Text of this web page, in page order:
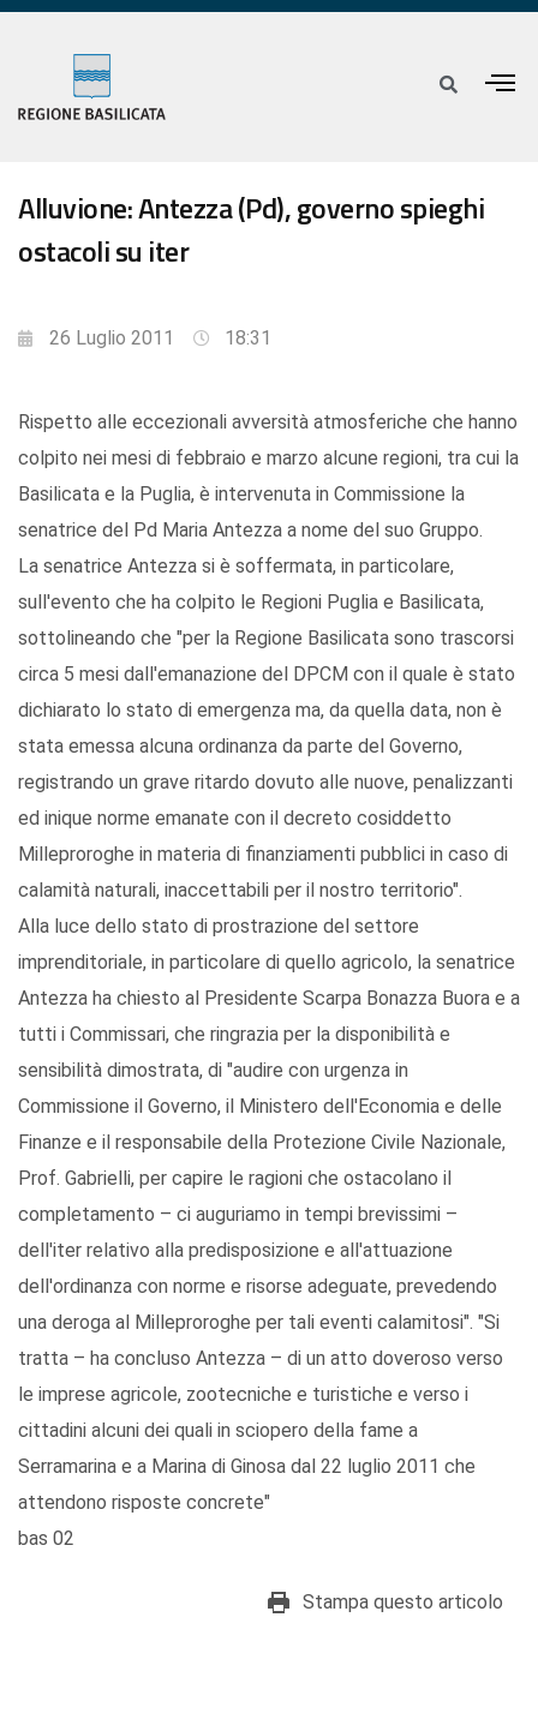
Alluvione: Antezza (Pd), governo spieghi
ostacoli su iter
26 Luglio 2011 18:31
Rispetto alle eccezionali avversità atmosferiche che hanno
colpito nei mesi di febbraio e marzo alcune regioni, tra cui la
Basilicata e la Puglia, è intervenuta in Commissione la
senatrice del Pd Maria Antezza a nome del suo Gruppo.
La senatrice Antezza si è soffermata, in particolare,
sull'evento che ha colpito le Regioni Puglia e Basilicata,
sottolineando che "per la Regione Basilicata sono trascorsi
circa 5 mesi dall'emanazione del DPCM con il quale è stato
dichiarato lo stato di emergenza ma, da quella data, non è
stata emessa alcuna ordinanza da parte del Governo,
registrando un grave ritardo dovuto alle nuove, penalizzanti
ed inique norme emanate con il decreto cosiddetto
Milleproroghe in materia di finanziamenti pubblici in caso di
calamità naturali, inaccettabili per il nostro territorio".
Alla luce dello stato di prostrazione del settore
imprenditoriale, in particolare di quello agricolo, la senatrice
Antezza ha chiesto al Presidente Scarpa Bonazza Buora e a
tutti i Commissari, che ringrazia per la disponibilità e
sensibilità dimostrata, di "audire con urgenza in
Commissione il Governo, il Ministero dell'Economia e delle
Finanze e il responsabile della Protezione Civile Nazionale,
Prof. Gabrielli, per capire le ragioni che ostacolano il
completamento – ci auguriamo in tempi brevissimi –
dell'iter relativo alla predisposizione e all'attuazione
dell'ordinanza con norme e risorse adeguate, prevedendo
una deroga al Milleproroghe per tali eventi calamitosi". "Si
tratta – ha concluso Antezza – di un atto doveroso verso
le imprese agricole, zootecniche e turistiche e verso i
cittadini alcuni dei quali in sciopero della fame a
Serramarina e a Marina di Ginosa dal 22 luglio 2011 che
attendono risposte concrete"
bas 02
Stampa questo articolo